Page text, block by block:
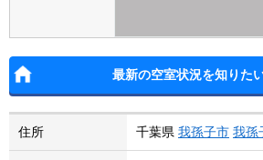
最新の空室状況を知りた
住所 千葉県 我孫子市 我孫